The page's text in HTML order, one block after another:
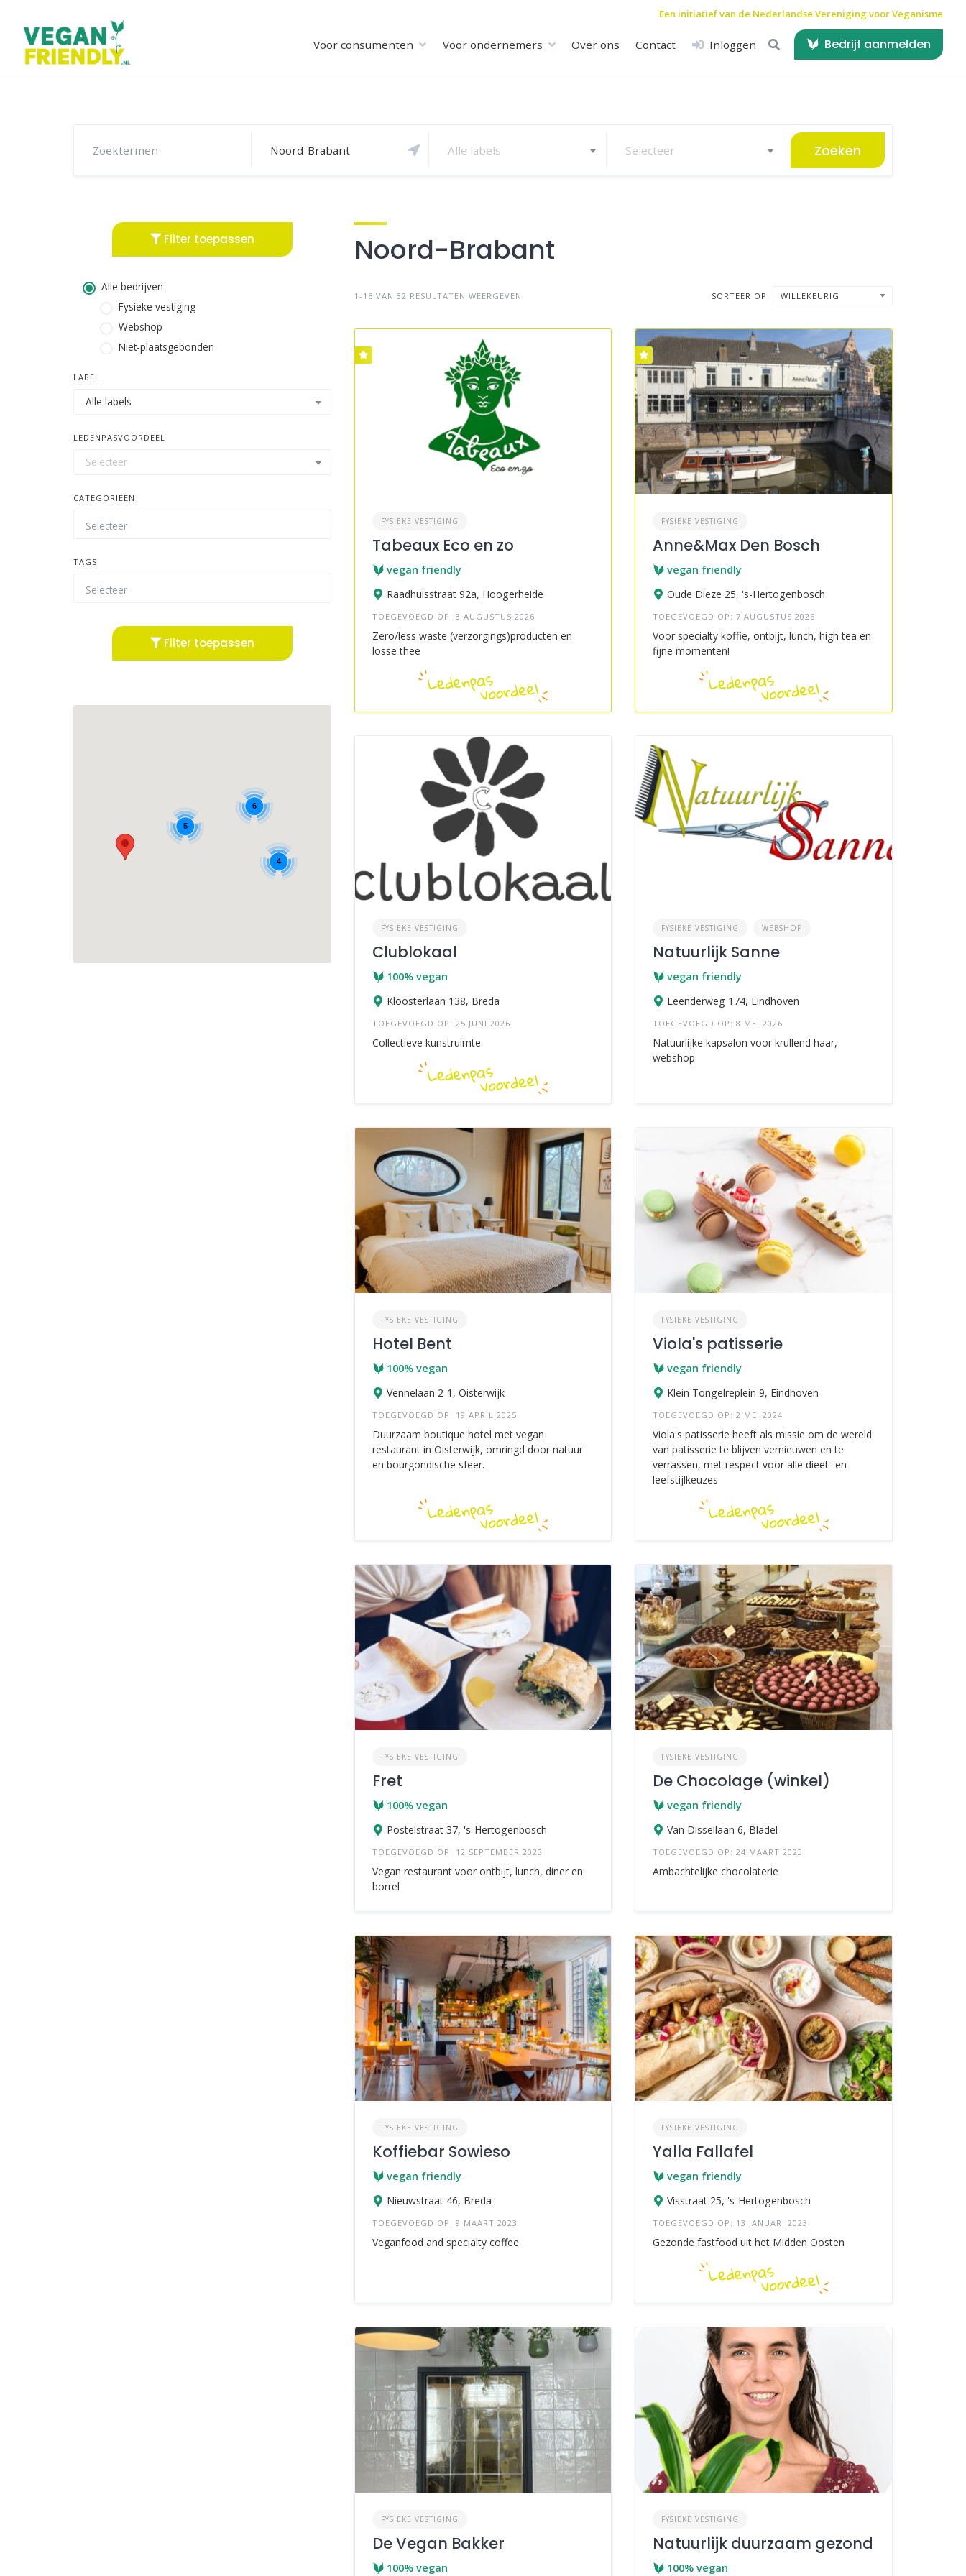
Een initiatief van de Nederlandse Vereniging voor Veganisme
content
Voor consumenten Voor ondernemers Over ons Contact Inloggen Bedrijf aanmelden
Alle labels Selecteer Zoeken
Filter toepassen
Alle bedrijven
Fysieke vestiging
Webshop
Niet-plaatsgebonden
LABEL
Alle labels
LEDENPASVOORDEEL
Selecteer
CATEGORIEËN
TAGS
Filter toepassen
6
5
4
Noord-Brabant
1-16 VAN 32 RESULTATEN WEERGEVEN SORTEER OP WILLEKEURIG
FYSIEKE VESTIGING
Tabeaux Eco en zo
vegan friendly
Raadhuisstraat 92a, Hoogerheide
TOEGEVOEGD OP: 3 AUGUSTUS 2026
Zero/less waste (verzorgings)producten en
losse thee
FYSIEKE VESTIGING
Anne&Max Den Bosch
vegan friendly
Oude Dieze 25, 's-Hertogenbosch
TOEGEVOEGD OP: 7 AUGUSTUS 2026
Voor specialty koffie, ontbijt, lunch, high tea en
fijne momenten!
FYSIEKE VESTIGING
Clublokaal
100% vegan
Kloosterlaan 138, Breda
TOEGEVOEGD OP: 25 JUNI 2026
Collectieve kunstruimte
FYSIEKE VESTIGING WEBSHOP
Natuurlijk Sanne
vegan friendly
Leenderweg 174, Eindhoven
TOEGEVOEGD OP: 8 MEI 2026
Natuurlijke kapsalon voor krullend haar,
webshop
FYSIEKE VESTIGING
Hotel Bent
100% vegan
Vennelaan 2-1, Oisterwijk
TOEGEVOEGD OP: 19 APRIL 2025
Duurzaam boutique hotel met vegan
restaurant in Oisterwijk, omringd door natuur
en bourgondische sfeer.
FYSIEKE VESTIGING
Viola's patisserie
vegan friendly
Klein Tongelreplein 9, Eindhoven
TOEGEVOEGD OP: 2 MEI 2024
Viola's patisserie heeft als missie om de wereld
van patisserie te blijven vernieuwen en te
verrassen, met respect voor alle dieet- en
leefstijlkeuzes
FYSIEKE VESTIGING
Fret
100% vegan
Postelstraat 37, 's-Hertogenbosch
TOEGEVOEGD OP: 12 SEPTEMBER 2023
Vegan restaurant voor ontbijt, lunch, diner en
borrel
FYSIEKE VESTIGING
De Chocolage (winkel)
vegan friendly
Van Dissellaan 6, Bladel
TOEGEVOEGD OP: 24 MAART 2023
Ambachtelijke chocolaterie
FYSIEKE VESTIGING
Koffiebar Sowieso
vegan friendly
Nieuwstraat 46, Breda
TOEGEVOEGD OP: 9 MAART 2023
Veganfood and specialty coffee
FYSIEKE VESTIGING
Yalla Fallafel
vegan friendly
Visstraat 25, 's-Hertogenbosch
TOEGEVOEGD OP: 13 JANUARI 2023
Gezonde fastfood uit het Midden Oosten
FYSIEKE VESTIGING
De Vegan Bakker
100% vegan
FYSIEKE VESTIGING
Natuurlijk duurzaam gezond
100% vegan